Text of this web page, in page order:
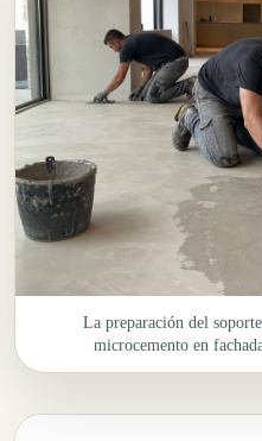
La preparación del
microcemento en